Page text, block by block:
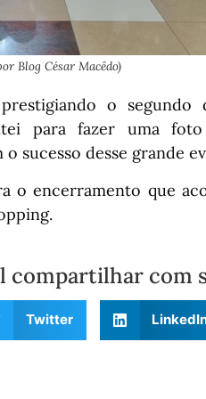
Blog César Macêdo)
o segundo
para fazer uma
sucesso desse grande
o encerramento que
compartilhar com
Twitter